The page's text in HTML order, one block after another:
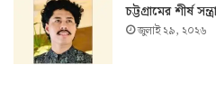
চট্টগ্রামের শীর্ষ
জুলাই ২৯, ২০২৬